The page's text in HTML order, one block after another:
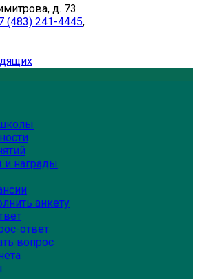
д. 73
(483) 241-4445,
награды
анкету
ответ
вопрос